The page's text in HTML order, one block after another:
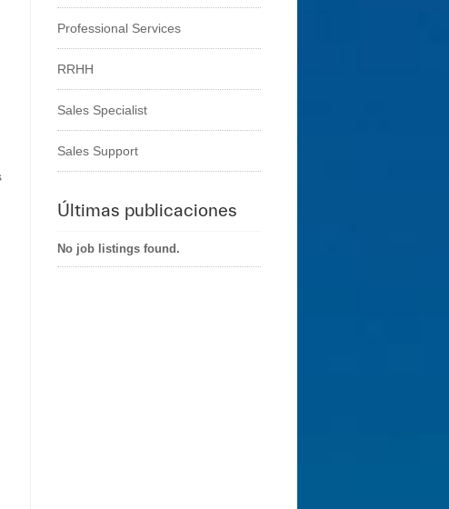
Professional Services
RRHH
Sales Specialist
Sales Support
Últimas publicaciones
No job listings found.